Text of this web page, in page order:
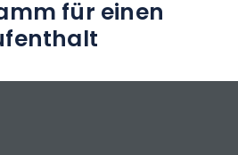
für einen